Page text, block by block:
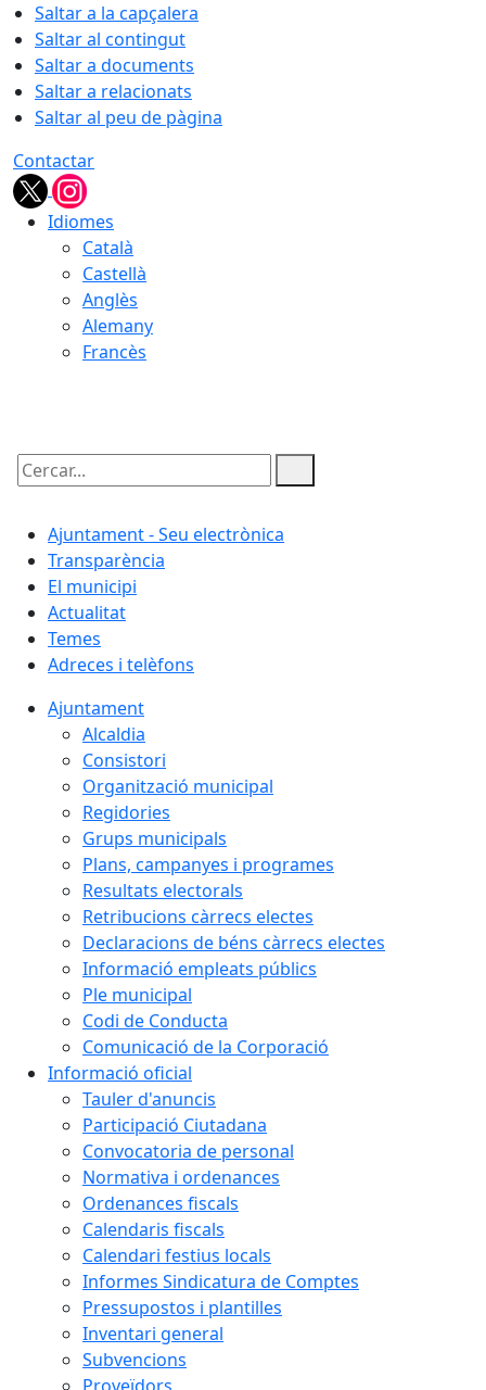
Saltar a la capçalera
Saltar al contingut
Saltar a documents
Saltar a relacionats
Saltar al peu de pàgina
Contactar
Idiomes
Català
Castellà
Anglès
Alemany
Francès
Cercar:
Ajuntament - Seu electrònica
Transparència
El municipi
Actualitat
Temes
Adreces i telèfons
Ajuntament
Alcaldia
Consistori
Organització municipal
Regidories
Grups municipals
Plans, campanyes i programes
Resultats electorals
Retribucions càrrecs electes
Declaracions de béns càrrecs electes
Informació empleats públics
Ple municipal
Codi de Conducta
Comunicació de la Corporació
Informació oficial
Tauler d'anuncis
Participació Ciutadana
Convocatoria de personal
Normativa i ordenances
Ordenances fiscals
Calendaris fiscals
Calendari festius locals
Informes Sindicatura de Comptes
Pressupostos i plantilles
Inventari general
Subvencions